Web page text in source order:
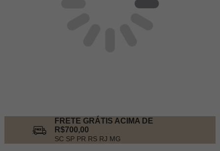
FRETE GRÁTIS ACIMA DE
R$700,00
SC SP PR RS RJ MG